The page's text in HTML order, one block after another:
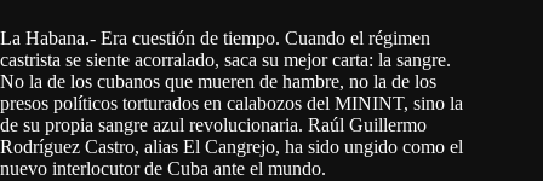
La Habana.- Era cuestión de tiempo. Cuando el régimen
castrista se siente acorralado, saca su mejor carta: la sangre.
No la de los cubanos que mueren de hambre, no la de los
presos políticos torturados en calabozos del MININT, sino la
de su propia sangre azul revolucionaria. Raúl Guillermo
Rodríguez Castro, alias El Cangrejo, ha sido ungido como el
nuevo interlocutor de Cuba ante el mundo.